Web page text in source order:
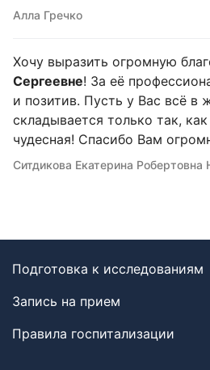
Алла Гречко
Хочу выразить огромную
Сергеевне! За её
и позитив. Пусть у Вас всё в
складывается только так,
чудесная! Спасибо Вам
Ситдикова Екатерина Робертовна
Подготовка к исследованиям
Запись на прием
Правила госпитализации